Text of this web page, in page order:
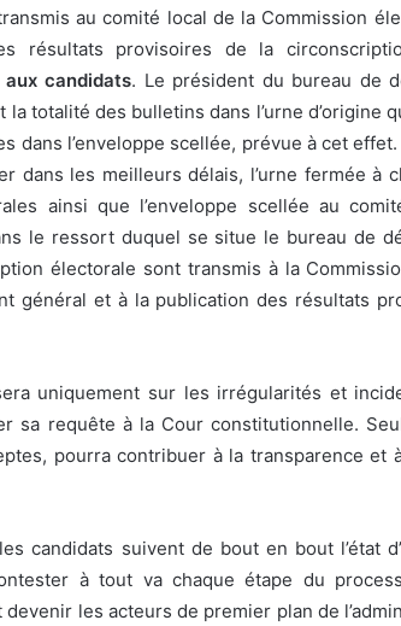
au comité local de la Commission
résultats provisoires de la
candidats. Le président du bureau de
totalité des bulletins dans l’urne d’origine
dans l’enveloppe scellée, prévue à cet
dans les meilleurs délais, l’urne fermée à
ainsi que l’enveloppe scellée au
le ressort duquel se situe le bureau de
électorale sont transmis à la
général et à la publication des résultats
uniquement sur les irrégularités et
sa requête à la Cour constitutionnelle.
pourra contribuer à la transparence et
candidats suivent de bout en bout l’état
à tout va chaque étape du
devenir les acteurs de premier plan de